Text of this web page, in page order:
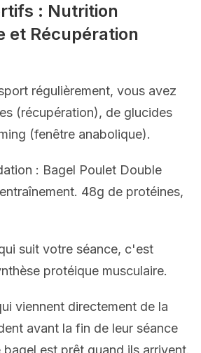
: Nutrition
et Récupération
régulièrement, vous avez
(récupération), de glucides
(fenêtre anabolique).
: Bagel Poulet Double
48g de protéines,
suit votre séance, c'est
protéique musculaire.
viennent directement de la
avant la fin de leur séance
est prêt quand ils arrivent.